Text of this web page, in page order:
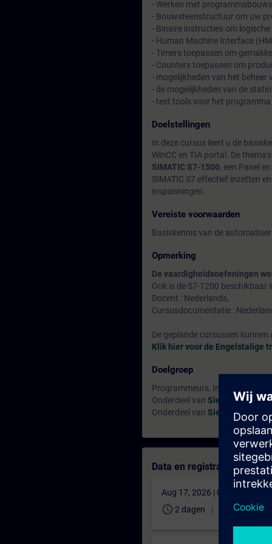
- Werken met
- Bouwsteenstructuur om uw
- Binaire instructies om
- Human Machine Interface
- Timers toepassen om
- Counters toepassen om
- mogelijkheden van het beheer
- de mogelijkheden van de
- test tools voor het programma
Doelstellingen
In deze cursus leert u de
WinCC en TIA portal. De
SIMATIC S7-1500, een Panel
SIMATIC S7 effectief inzetten
inspanningen.
Vereiste voorwaarden
Basiskennis van de
Opmerking
De vaardigheidsoefeningen
Ook is de S7-1200 beschikbaar
Docent : Nederlands,
Cursusdocumentatie :
De geplande cursussen
Klik hier voor de Engelstalige
Doelgroep
Programmeurs, Inbedrijfstellers
Onderdeel van Siemens
Onderdeel van Siemens
Data en registratie
Aug 17, 2026 | 07:00 AM
schedule 2 dagen NL €